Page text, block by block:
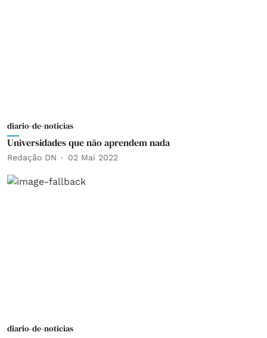
diario-de-noticias
Universidades que não aprendem nada
Redação DN 02 Mai 2022
diario-de-noticias